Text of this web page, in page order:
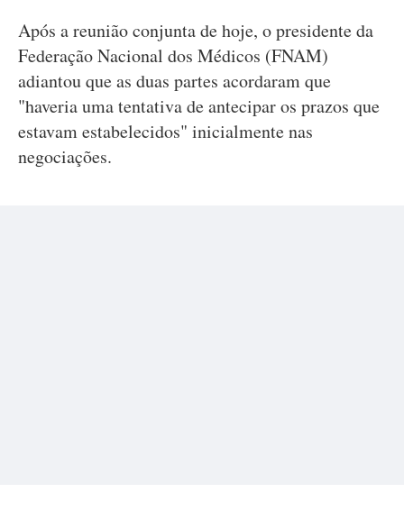
Após a reunião conjunta de hoje, o presidente da
Federação Nacional dos Médicos (FNAM)
adiantou que as duas partes acordaram que
"haveria uma tentativa de antecipar os prazos que
estavam estabelecidos" inicialmente nas
negociações.